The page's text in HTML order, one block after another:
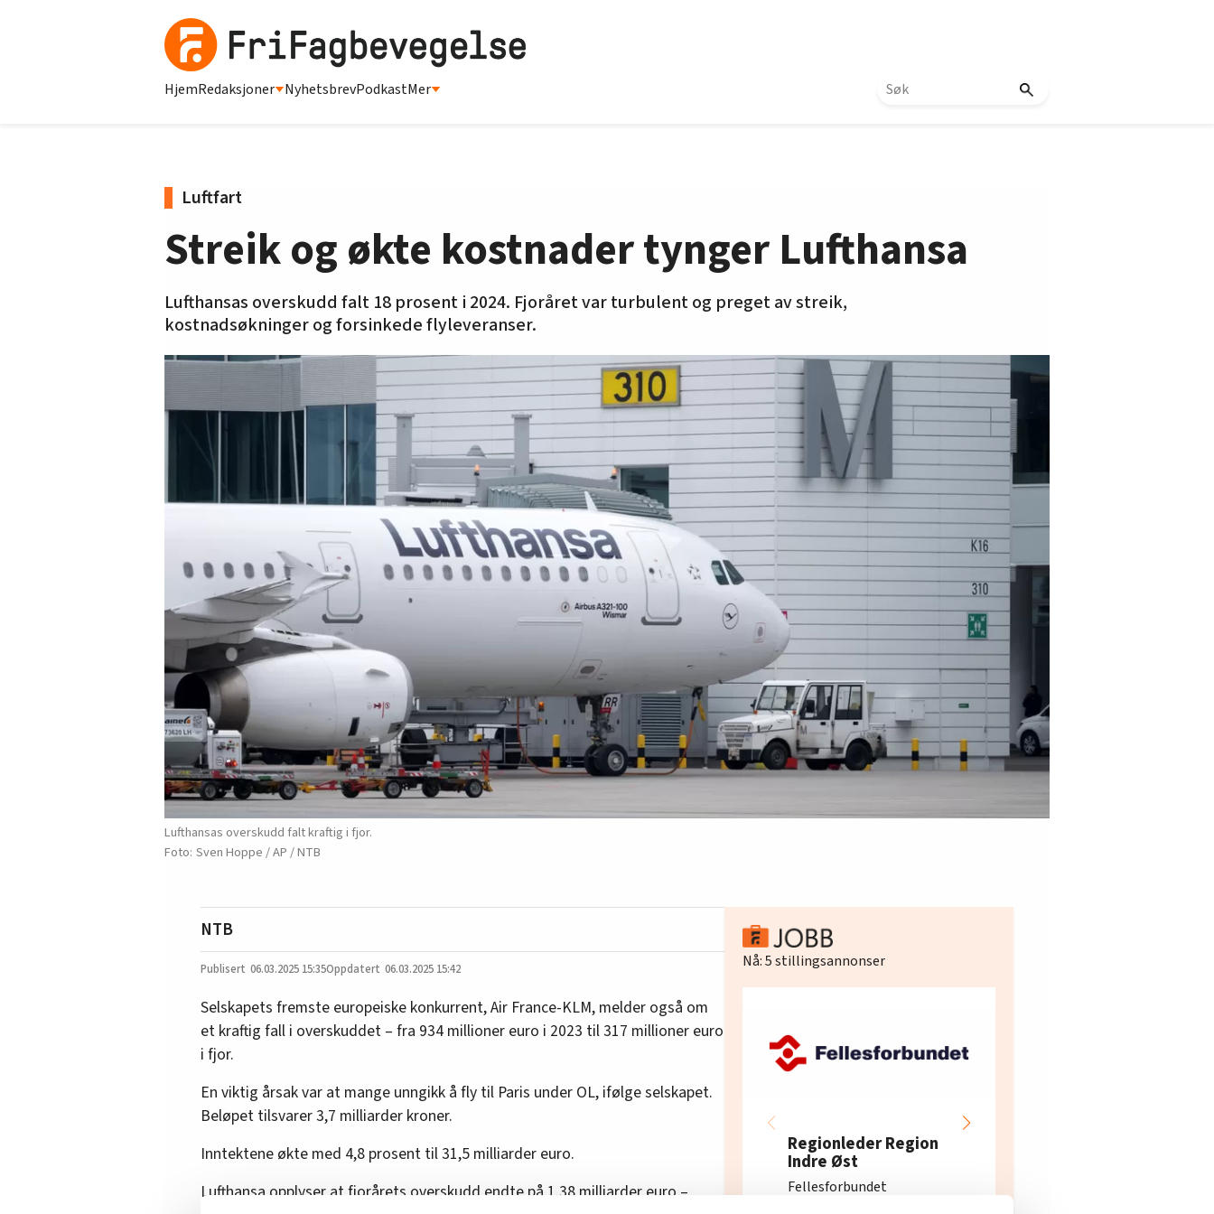
HjemRedaksjoner NyhetsbrevPodkastMer
Luftfart
Streik og økte kostnader tynger Lufthansa
Lufthansas overskudd falt 18 prosent i 2024. Fjoråret var turbulent og preget av streik,
kostnadsøkninger og forsinkede flyleveranser.
Lufthansas overskudd falt kraftig i fjor.
Sven Hoppe / AP / NTB
NTB
06.03.2025 15:35 06.03.2025 15:42
Selskapets fremste europeiske konkurrent, Air France-KLM, melder også om
et kraftig fall i overskuddet – fra 934 millioner euro i 2023 til 317 millioner euro
i fjor.
En viktig årsak var at mange unngikk å fly til Paris under OL, ifølge selskapet.
Beløpet tilsvarer 3,7 milliarder kroner.
Inntektene økte med 4,8 prosent til 31,5 milliarder euro.
Lufthansa opplyser at fjorårets overskudd endte på 1,38 milliarder euro –
Nå:5stillingsannonser
Regionleder Region
Indre Øst
Fellesforbundet